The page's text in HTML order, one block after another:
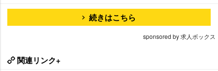
続きはこちら
sponsored by 求人ボックス
関連リンク+